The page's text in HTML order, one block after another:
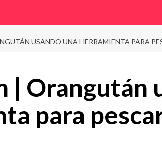
USANDO UNA HERRAMIENTA PARA
| Orangután
para